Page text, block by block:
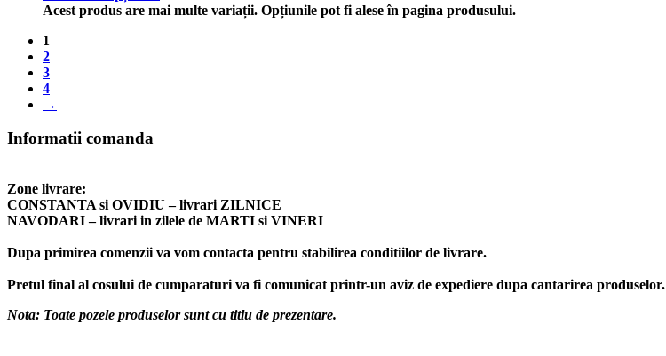
Acest produs are mai multe variații. Opțiunile pot fi alese în pagina produsului.
1
2
3
4
→
Informatii comanda
Zone livrare:
CONSTANTA si OVIDIU – livrari ZILNICE
NAVODARI – livrari in zilele de MARTI si VINERI
Dupa primirea comenzii va vom contacta pentru stabilirea conditiilor de livrare.
Pretul final al cosului de cumparaturi va fi comunicat printr-un aviz de expediere dupa cantarirea produselor.
Nota: Toate pozele produselor sunt cu titlu de prezentare.